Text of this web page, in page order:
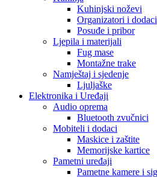
Kuhinjski noževi
Organizatori i dodaci
Posuđe i pribor
Ljepila i materijali
Fug mase
Montažne trake
Namještaj i sjedenje
Ljuljaške
Elektronika i Uređaji
Audio oprema
Bluetooth zvučnici
Mobiteli i dodaci
Maskice i zaštite
Memorijske kartice
Pametni uređaji
Pametne kamere i